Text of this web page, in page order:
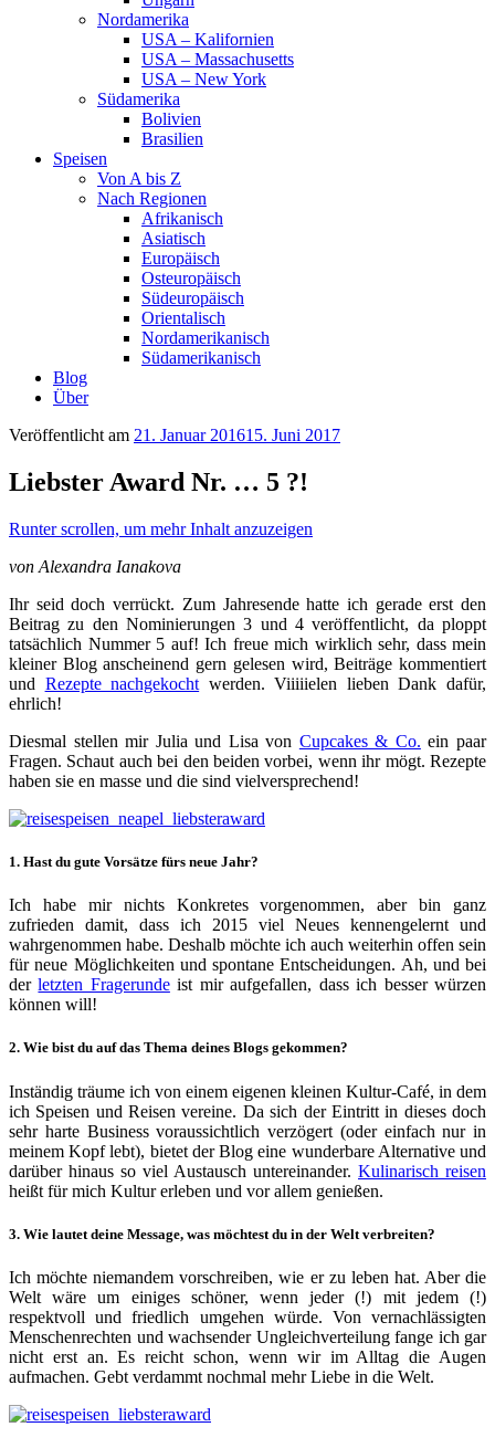
Nordamerika
USA – Kalifornien
USA – Massachusetts
USA – New York
Südamerika
Bolivien
Brasilien
Speisen
Von A bis Z
Nach Regionen
Afrikanisch
Asiatisch
Europäisch
Osteuropäisch
Südeuropäisch
Orientalisch
Nordamerikanisch
Südamerikanisch
Blog
Über
Veröffentlicht am 21. Januar 201615. Juni 2017
Liebster Award Nr. … 5 ?!
Runter scrollen, um mehr Inhalt anzuzeigen
von Alexandra Ianakova
Ihr seid doch verrückt. Zum Jahresende hatte ich gerade erst den
Beitrag zu den Nominierungen 3 und 4 veröffentlicht, da ploppt
tatsächlich Nummer 5 auf! Ich freue mich wirklich sehr, dass mein
kleiner Blog anscheinend gern gelesen wird, Beiträge kommentiert
und Rezepte nachgekocht werden. Viiiiielen lieben Dank dafür,
ehrlich!
Diesmal stellen mir Julia und Lisa von Cupcakes & Co. ein paar
Fragen. Schaut auch bei den beiden vorbei, wenn ihr mögt. Rezepte
haben sie en masse und die sind vielversprechend!
1. Hast du gute Vorsätze fürs neue Jahr?
Ich habe mir nichts Konkretes vorgenommen, aber bin ganz
zufrieden damit, dass ich 2015 viel Neues kennengelernt und
wahrgenommen habe. Deshalb möchte ich auch weiterhin offen sein
für neue Möglichkeiten und spontane Entscheidungen. Ah, und bei
derletzten Fragerundeist mir aufgefallen, dass ich besser würzen
können will!
2. Wie bist du auf das Thema deines Blogs gekommen?
Inständig träume ich von einem eigenen kleinen Kultur-Café, in dem
ich Speisen und Reisen vereine. Da sich der Eintritt in dieses doch
sehr harte Business voraussichtlich verzögert (oder einfach nur in
meinem Kopf lebt), bietet der Blog eine wunderbare Alternative und
darüber hinaus so viel Austausch untereinander. Kulinarisch reisen
heißt für mich Kultur erleben und vor allem genießen.
3. Wie lautet deine Message, was möchtest du in der Welt verbreiten?
Ich möchte niemandem vorschreiben, wie er zu leben hat. Aber die
Welt wäre um einiges schöner, wenn jeder (!) mit jedem (!)
respektvoll und friedlich umgehen würde. Von vernachlässigten
Menschenrechten und wachsender Ungleichverteilung fange ich gar
nicht erst an. Es reicht schon, wenn wir im Alltag die Augen
aufmachen. Gebt verdammt nochmal mehr Liebe in die Welt.